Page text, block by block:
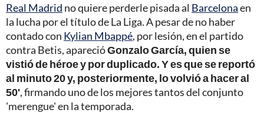
Real Madrid no quiere perderle pisada al Barcelonaen
la lucha por el título de La Liga. A pesar de no haber
contado con Kylian Mbappé, por lesión, en el partido
contra Betis, aparecióGonzalo García, quien se
vistió de héroe y por duplicado. Y es que se reportó
al minuto 20 y, posteriormente, lo volvió a hacer al
50', firmando uno de los mejores tantos del conjunto
'merengue' en la temporada.